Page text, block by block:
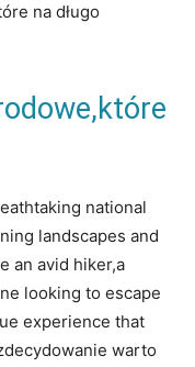
na ‍długo
national⁤
landscapes and
an ⁤avid hiker,a
looking to escape
experience that
warto